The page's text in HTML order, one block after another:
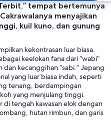
tempat bertemunya
menyajikan
kuil kuno, dan gunung
kekontrasan luar biasa.
keelokan fana dari “wabi”
kecanggihan “sabi.” Jepang
yang luar biasa indah, seperti
tenang, berdampingan
yang menjulang tinggi.
di tengah kawasan elok dengan
hutan rimbun, dan garis